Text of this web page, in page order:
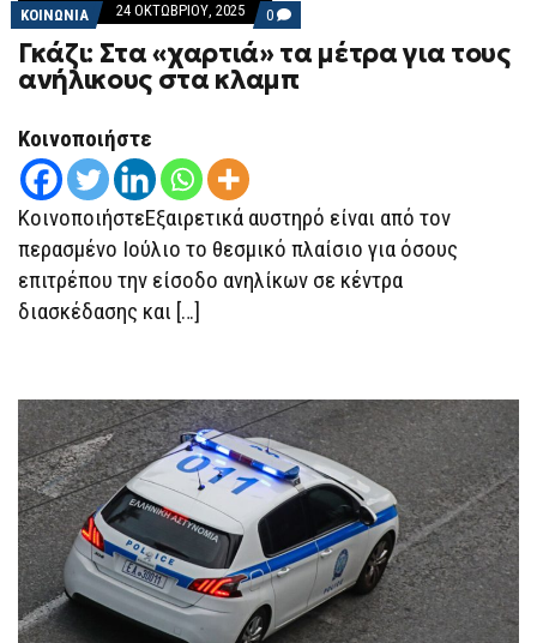
ΚΟΙΝΩΝΙΑ 24 ΟΚΤΩΒΡΊΟΥ, 2025 0 COMMENTS
ON
ΓΚΆΖΙ:
ΣΤΑ
«ΧΑΡΤΙΆ»
ΚΛΑΜΠ
Γκάζι: Στα «χαρτιά» τα μέτρα για τους
ανήλικους στα κλαμπ
Κοινοποιήστε
ΚοινοποιήστεEξαιρετικά αυστηρό είναι από τον
περασμένο Ιούλιο το θεσμικό πλαίσιο για όσους
επιτρέπου την είσοδο ανηλίκων σε κέντρα
διασκέδασης και […]